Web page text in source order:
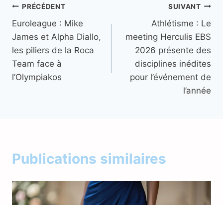
Navigation
de
l’article
PRÉCÉDENT
Euroleague : Mike
James et Alpha Diallo,
les piliers de la Roca
Team face à
l’Olympiakos
SUIVANT
Athlétisme : Le
meeting Herculis EBS
2026 présente des
disciplines inédites
pour l’événement de
l’année
Publications similaires